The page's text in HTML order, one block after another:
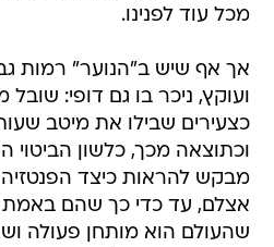
מכל עוד לפנינו.
אך אף שיש ב"הנוער" רמות
ועוקץ, ניכר בו גם דופי: שובל
כצעירים שבילו את מיטב
וכתוצאה מכך, כלשון הביטוי
מבקש להראות כיצד
אצלם, עד כדי כך שהם באמת
שהעולם הוא מותחן פעולה